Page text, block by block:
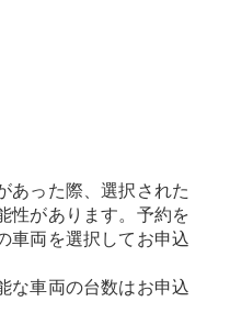
あった際、選択された
性があります。予約を
車両を選択してお申込
な車両の台数はお申込